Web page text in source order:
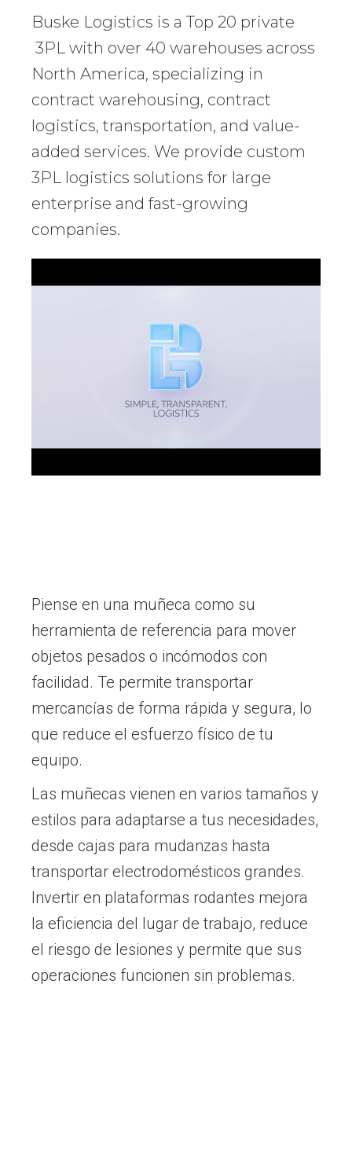
Buske Logistics is a Top 20 private
3PL with over 40 warehouses across
North America, specializing in
contract warehousing, contract
logistics, transportation, and value-
added services. We provide custom
3PL logistics solutions for large
enterprise and fast-growing
companies.
Piense en una muñeca como su
herramienta de referencia para mover
objetos pesados o incómodos con
facilidad. Te permite transportar
mercancías de forma rápida y segura, lo
que reduce el esfuerzo físico de tu
equipo.
Las muñecas vienen en varios tamaños y
estilos para adaptarse a tus necesidades,
desde cajas para mudanzas hasta
transportar electrodomésticos grandes.
Invertir en plataformas rodantes mejora
la eficiencia del lugar de trabajo, reduce
el riesgo de lesiones y permite que sus
operaciones funcionen sin problemas.